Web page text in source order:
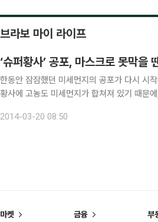
브라보 마이 라이프
‘슈퍼황사’ 공포, 마스크로 못막을
한동안 잠잠했던 미세먼지의 공포가 다시 시
황사에 고농도 미세먼지가 합쳐져 있기 때문
2014-03-20 08:50
마켓 금융 부